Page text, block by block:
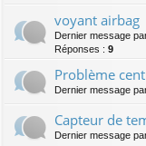
voyant airbag
Dernier message
Réponses : 9
Problème
Dernier message
Capteur de
Dernier message